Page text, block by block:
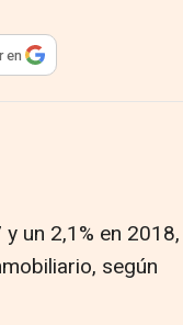
en
un 2,1% en 2018,
según